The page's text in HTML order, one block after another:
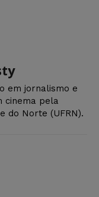
em jornalismo e
cinema pela
do Norte (UFRN).